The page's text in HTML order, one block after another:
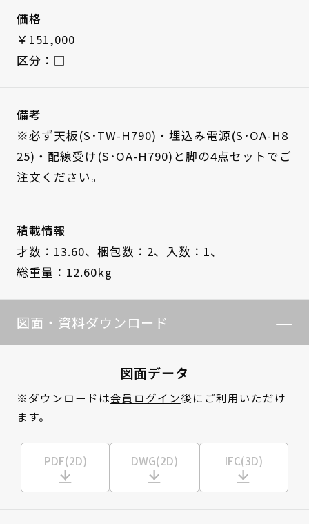
価格
￥151,000
区分：□
備考
※必ず天板(S･TW-H790)・埋込み電源(S･OA-H8
25)・配線受け(S･OA-H790)と脚の4点セットでご
注文ください。
積載情報
才数：13.60、 梱包数：2、 入数：1、
総重量：12.60kg
図面・資料ダウンロード
図面データ
※ダウンロードは会員ログイン後にご利用いただけ
ます。
PDF(2D) DWG(2D) IFC(3D)